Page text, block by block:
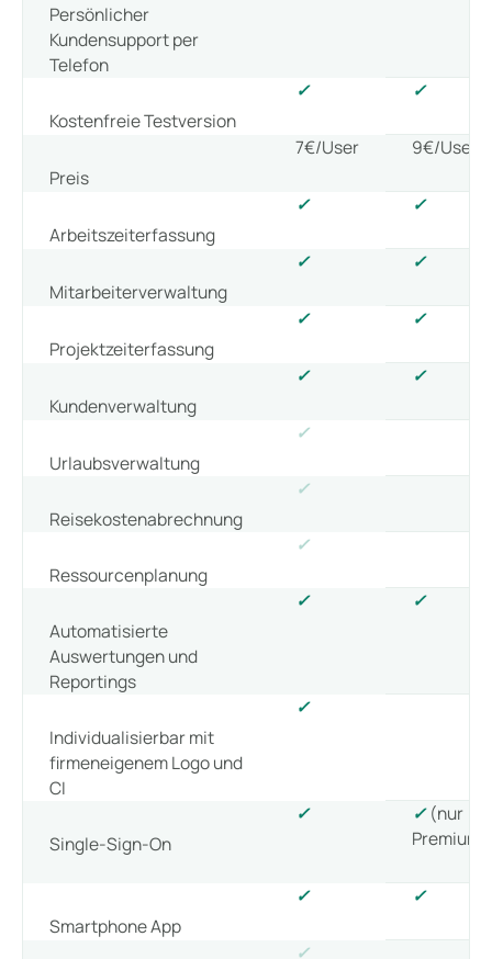
Persönlicher
Kundensupport per
Telefon
Kostenfreie Testversion
✓ ✓
Preis
7€/User 9€/User
Arbeitszeiterfassung
✓ ✓
Mitarbeiterverwaltung
✓ ✓
Projektzeiterfassung
✓ ✓
Kundenverwaltung
✓ ✓
Urlaubsverwaltung
✓
Reisekostenabrechnung
✓
Ressourcenplanung
✓
Automatisierte
Auswertungen und
Reportings
✓ ✓
Individualisierbar mit
firmeneigenem Logo und
CI
✓
Single-Sign-On
✓ ✓(nur
Premium)
Smartphone App
✓ ✓
✓